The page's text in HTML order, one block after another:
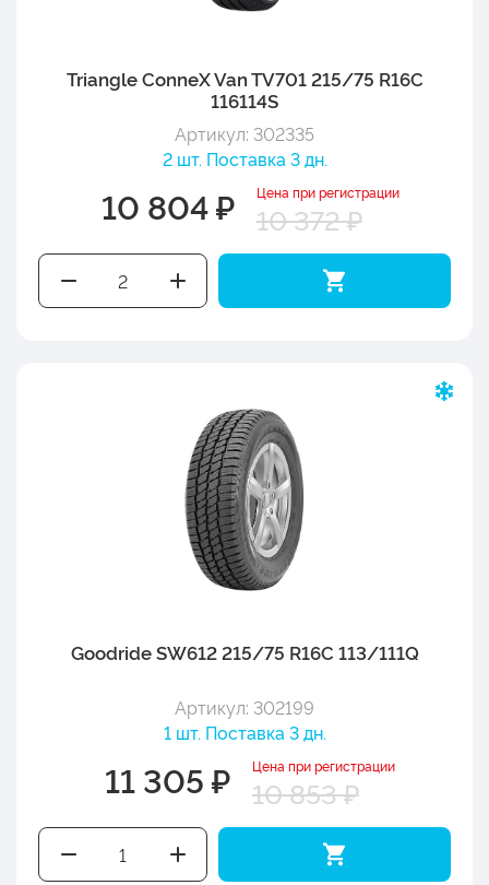
Triangle ConneX Van TV701 215/75 R16C
116114S
Артикул: 302335
2 шт. Поставка 3 дн.
10 804 ₽ Цена при регистрации
10 372 ₽
Goodride SW612 215/75 R16C 113/111Q
Артикул: 302199
1 шт. Поставка 3 дн.
11 305 ₽ Цена при регистрации
10 853 ₽